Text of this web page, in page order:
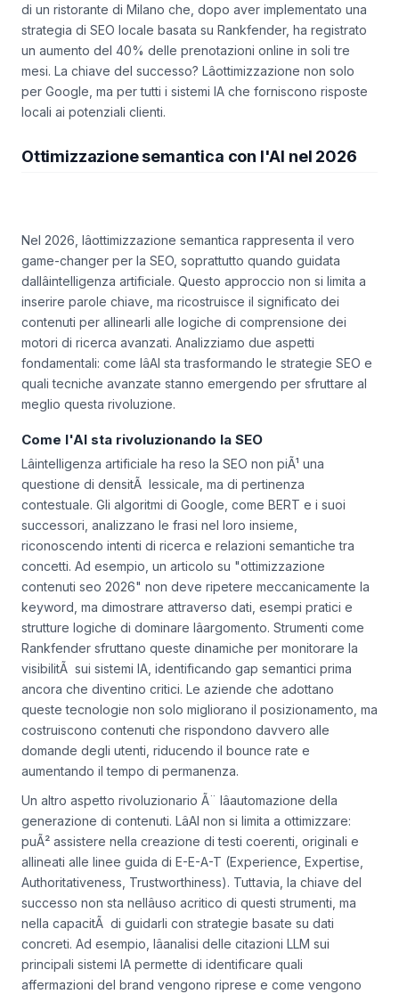
di un ristorante di Milano che, dopo aver implementato una
strategia di SEO locale basata su Rankfender, ha registrato
un aumento del 40% delle prenotazioni online in soli tre
mesi. La chiave del successo? Lâottimizzazione non solo
per Google, ma per tutti i sistemi IA che forniscono risposte
locali ai potenziali clienti.
Ottimizzazione semantica con l'AI nel 2026
Nel 2026, lâottimizzazione semantica rappresenta il vero
game-changer per la SEO, soprattutto quando guidata
dallâintelligenza artificiale. Questo approccio non si limita a
inserire parole chiave, ma ricostruisce il significato dei
contenuti per allinearli alle logiche di comprensione dei
motori di ricerca avanzati. Analizziamo due aspetti
fondamentali: come lâAI sta trasformando le strategie SEO e
meglio questa rivoluzione.
Come l'AI sta rivoluzionando la SEO
Lâintelligenza artificiale ha reso la SEO non piÃ¹ una
questione di densitÃ lessicale, ma di pertinenza
contestuale. Gli algoritmi di Google, come BERT e i suoi
successori, analizzano le frasi nel loro insieme,
riconoscendo intenti di ricerca e relazioni semantiche tra
concetti. Ad esempio, un articolo su "ottimizzazione
contenuti seo 2026" non deve ripetere meccanicamente la
keyword, ma dimostrare attraverso dati, esempi pratici e
strutture logiche di dominare lâargomento. Strumenti come
Rankfender sfruttano queste dinamiche per monitorare la
visibilitÃ sui sistemi IA, identificando gap semantici prima
ancora che diventino critici. Le aziende che adottano
queste tecnologie non solo migliorano il posizionamento, ma
costruiscono contenuti che rispondono davvero alle
domande degli utenti, riducendo il bounce rate e
aumentando il tempo di permanenza.
Un altro aspetto rivoluzionario Ã¨ lâautomazione della
generazione di contenuti. LâAI non si limita a ottimizzare:
puÃ² assistere nella creazione di testi coerenti, originali e
allineati alle linee guida di E-E-A-T (Experience, Expertise,
Authoritativeness, Trustworthiness). Tuttavia, la chiave del
successo non sta nellâuso acritico di questi strumenti, ma
nella capacitÃ di guidarli con strategie basate su dati
concreti. Ad esempio, lâanalisi delle citazioni LLM sui